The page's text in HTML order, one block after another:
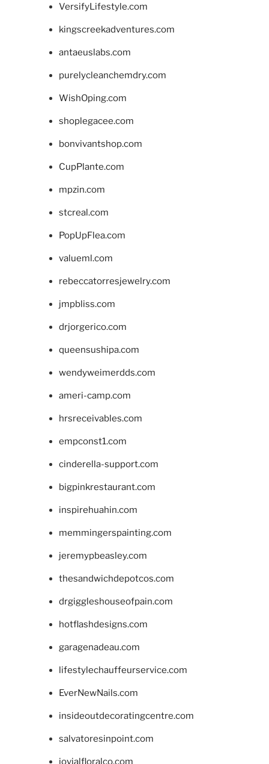
VersifyLifestyle.com
kingscreekadventures.com
antaeuslabs.com
purelycleanchemdry.com
WishOping.com
shoplegacee.com
bonvivantshop.com
CupPlante.com
mpzin.com
stcreal.com
PopUpFlea.com
valueml.com
rebeccatorresjewelry.com
jmpbliss.com
drjorgerico.com
queensushipa.com
wendyweimerdds.com
ameri-camp.com
hrsreceivables.com
empconst1.com
cinderella-support.com
bigpinkrestaurant.com
inspirehuahin.com
memmingerspainting.com
jeremypbeasley.com
thesandwichdepotcos.com
drgiggleshouseofpain.com
hotflashdesigns.com
garagenadeau.com
lifestylechauffeurservice.com
EverNewNails.com
insideoutdecoratingcentre.com
salvatoresinpoint.com
jovialfloralco.com